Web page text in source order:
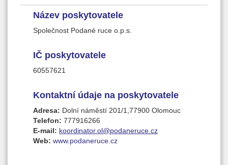
- optimálního sociálního začlenění uživatelů
sociální služby,
- obnovení nebo upevnění kontaktů
- psychické a sociální stabilizace rodičů,
příbuzných a přátel osob ohrožených
Název poskytovatele
Společnost Podané ruce o.p.s.
IČ poskytovatele
60557621
Kontaktní údaje na poskytovatele
Adresa: Dolní náměstí 201/1,77900 Olomouc
Telefon: 777916266
E-mail: koordinator.ol@podaneruce.cz
Web: www.podaneruce.cz